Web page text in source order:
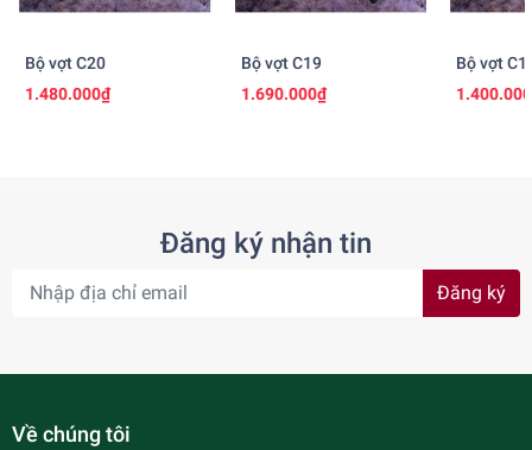
Bộ vợt C20
1.480.000₫
Bộ vợt C19
1.690.000₫
Bộ vợt
Đăng ký nhận tin
Đăng ký
Về chúng tôi